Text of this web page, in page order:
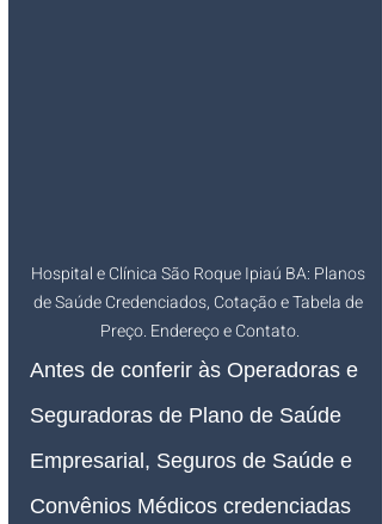
Hospital e Clínica São Roque Ipiaú BA: Planos
de Saúde Credenciados, Cotação e Tabela de
Preço. Endereço e Contato.
Antes de conferir às Operadoras e
Seguradoras de Plano de Saúde
Empresarial, Seguros de Saúde e
Convênios Médicos credenciadas